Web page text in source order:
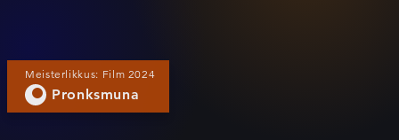
Meisterlikkus: Film 2024
Pronksmuna